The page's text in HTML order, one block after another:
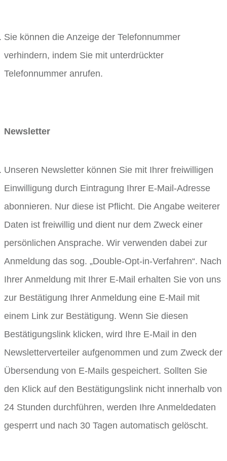
Sie können die Anzeige der Telefonnummer
verhindern, indem Sie mit unterdrückter
Telefonnummer anrufen.
Newsletter
Unseren Newsletter können Sie mit Ihrer freiwilligen
Einwilligung durch Eintragung Ihrer E-Mail-Adresse
abonnieren. Nur diese ist Pflicht. Die Angabe weiterer
Daten ist freiwillig und dient nur dem Zweck einer
persönlichen Ansprache. Wir verwenden dabei zur
Anmeldung das sog. „Double-Opt-in-Verfahren“. Nach
Ihrer Anmeldung mit Ihrer E-Mail erhalten Sie von uns
zur Bestätigung Ihrer Anmeldung eine E-Mail mit
einem Link zur Bestätigung. Wenn Sie diesen
Bestätigungslink klicken, wird Ihre E-Mail in den
Newsletterverteiler aufgenommen und zum Zweck der
Übersendung von E-Mails gespeichert. Sollten Sie
den Klick auf den Bestätigungslink nicht innerhalb von
24 Stunden durchführen, werden Ihre Anmeldedaten
gesperrt und nach 30 Tagen automatisch gelöscht.